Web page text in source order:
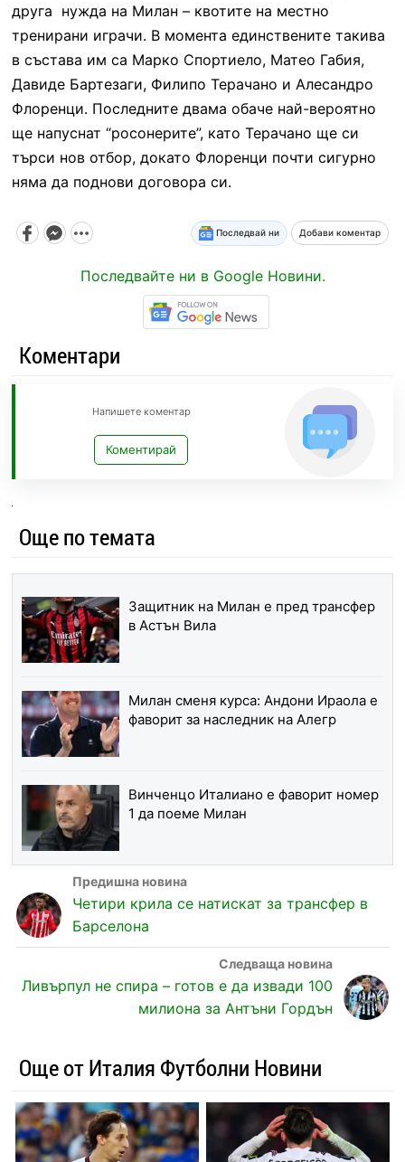
друга нужда на Милан – квотите на местно
тренирани играчи. В момента единствените такива
в състава им са Марко Спортиело, Матео Габия,
Давиде Бартезаги, Филипо Терачано и Алесандро
Флоренци. Последните двама обаче най-вероятно
ще напуснат “росонерите”, като Терачано ще си
търси нов отбор, докато Флоренци почти сигурно
няма да поднови договора си.
Последвай ни Добави коментар
Последвайте ни в Google Новини.
Коментари
Напишете коментар
Коментирай
Още по темата
Защитник на Милан е пред трансфер
в Астън Вила
Милан сменя курса: Андони Ираола е
фаворит за наследник на Алегр
Винченцо Италиано е фаворит номер
1 да поеме Милан
Четири крила се натискат за трансфер в
Барселона
Ливърпул не спира – готов е да извади 100
милиона за Антъни Гордън
Още от Италия Футболни Новини